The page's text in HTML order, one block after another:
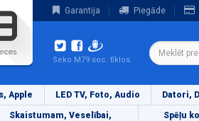
Garantija Piegāde
Seko M79 soc. tīklos
Apple LED TV, Foto, Audio Datori,
Skaistumam, Veselībai,
Spēļu